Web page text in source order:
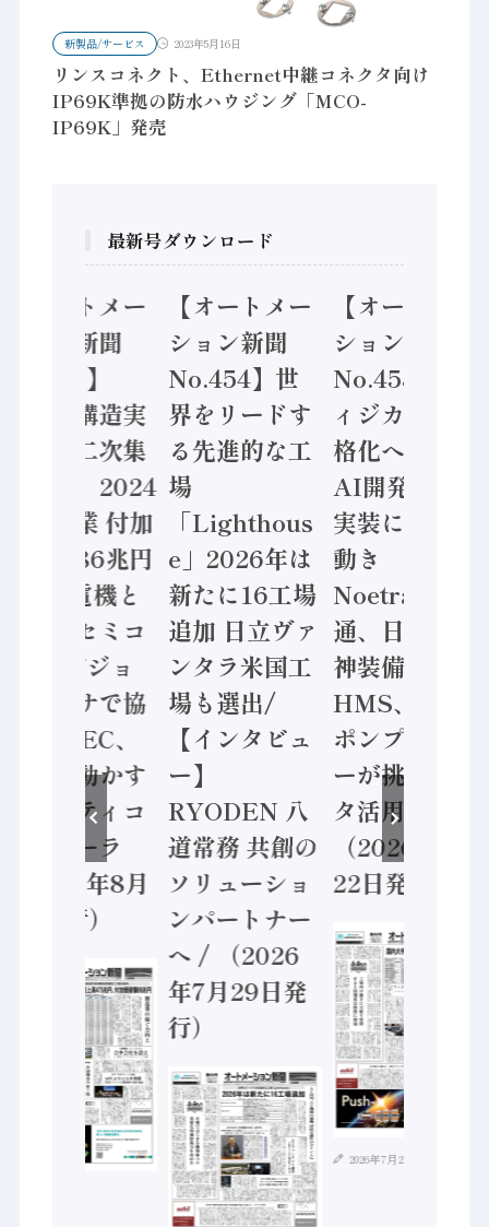
新製品/サービス 2023年5月16日
リンスコネクト、Ethernet中継コネクタ向け
IP69K準拠の防水ハウジング「MCO-
IP69K」発売
最新号ダウンロード
【オートメー
ション新聞
No.455】
「経済構造実
態調査二次集
計結果」2024
年製造業 付加
価値額86兆円
/ 三菱電機と
ソニーセミコ
ン AIビジョ
ンセンサで協
業 / IDEC、
安全に動かす
セーフティコ
ントローラ
（2026年8月
5日発行）
【オートメー
ション新聞
No.454】世
界をリードす
る先進的な工
場
「Lighthous
e」2026年は
新たに16工場
追加 日立ヴァ
ンタラ米国工
場も選出/
【インタビュ
ー】
RYODEN 八
道常務 共創の
ソリューショ
ンパートナー
へ / （2026
年7月29日発
行）
【オートメー
ション新聞
No.453】フ
ィジカルAI本
格化へ 国産
AI開発や社会
実装に活発な
動き
Noetra、富士
通、日立 / 兵
神装備 ×
HMS、老舗
ポンプメーカ
ーが挑むデー
タ活用 など
（2026年7月
22日発行）
2026年7月21日